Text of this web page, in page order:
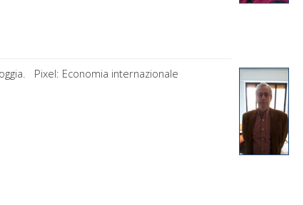
Pixel: Economia internazionale